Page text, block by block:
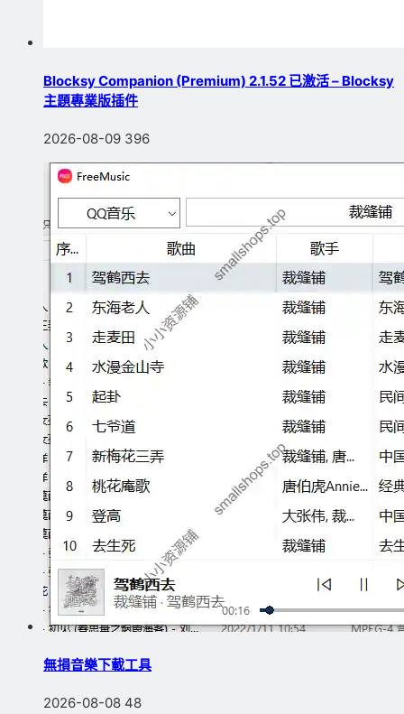
Blocksy Companion (Premium) 2.1.52 已激活 – Blocksy
主題專業版插件
2026-08-09 396
無損音樂下載工具
2026-08-08 48